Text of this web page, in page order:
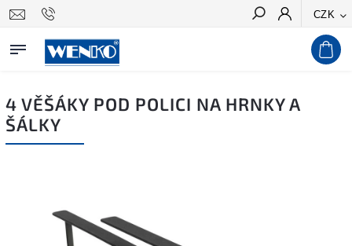
CZK
Hledat
4 VĚŠÁKY POD POLICI NA HRNKY A
ŠÁLKY